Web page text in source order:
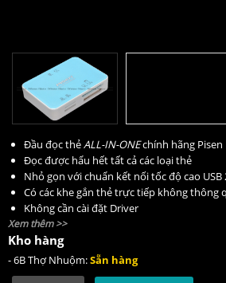
Đầu đọc thẻALL-IN-ONEchính hãng Pisen
Đọc được hẩu hết tất cả các loại thẻ
Nhỏ gọn với chuẩn kết nối tốc độ cao USB
Có các khe gắn thẻ trực tiếp không thông
Không cần cài đặt Driver
Tương thích hoàn toàn với các hệ điều
Xem thêm >>
Kho hàng
- 6B Thợ Nhuộm:Sẵn hàng